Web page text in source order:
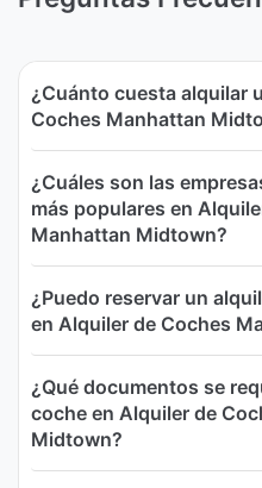
¿Cuánto cuesta alquilar
Coches Manhattan
¿Cuáles son las
más populares en
Manhattan Midtown?
¿Puedo reservar un
en Alquiler de Coches
¿Qué documentos se
coche en Alquiler de
Midtown?